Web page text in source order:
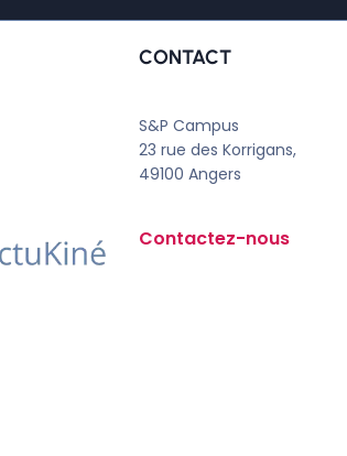
CONTACT
S&P Campus
23 rue des Korrigans,
49100 Angers
Contactez-nous